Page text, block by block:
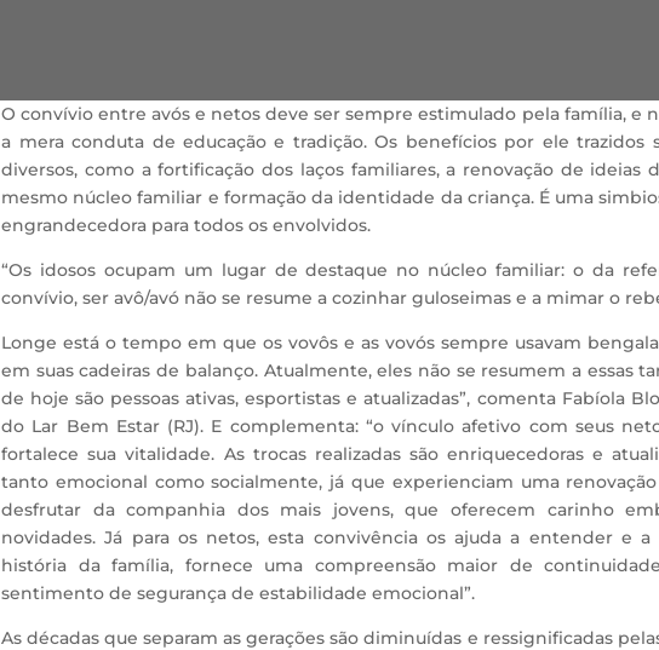
O convívio entre avós e netos deve ser sempre estimulado pela família, e
a mera conduta de educação e tradição. Os benefícios por ele trazidos
diversos, como a fortificação dos laços familiares, a renovação de ideias
mesmo núcleo familiar e formação da identidade da criança. É uma
engrandecedora para todos os envolvidos.
“Os idosos ocupam um lugar de destaque no núcleo familiar: o da
convívio, ser avô/avó não se resume a cozinhar guloseimas e a mimar o
Longe está o tempo em que os vovôs e as vovós sempre usavam
em suas cadeiras de balanço. Atualmente, eles não se resumem a essas
de hoje são pessoas ativas, esportistas e atualizadas”, comenta Fabíola
do Lar Bem Estar (RJ). E complementa: “o vínculo afetivo com seus
fortalece sua vitalidade. As trocas realizadas são enriquecedoras e
tanto emocional como socialmente, já que experienciam uma
desfrutar da companhia dos mais jovens, que oferecem carinho
novidades. Já para os netos, esta convivência os ajuda a entender e
história da família, fornece uma compreensão maior de
sentimento de segurança de estabilidade emocional”.
As décadas que separam as gerações são diminuídas e ressignificadas